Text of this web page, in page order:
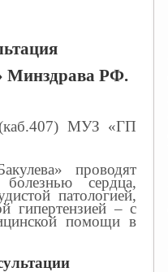
Минздрава РФ.
(каб.407) МУЗ «ГП
проводят
сердца,
патологией,
гипертензией – с
помощи в